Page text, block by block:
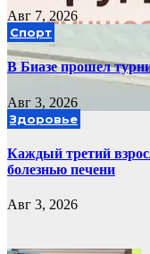
Авг 7, 2026
Спорт
В Биазе прошел
Авг 3, 2026
Здоровье
Каждый третий
болезнью печени
Авг 3, 2026